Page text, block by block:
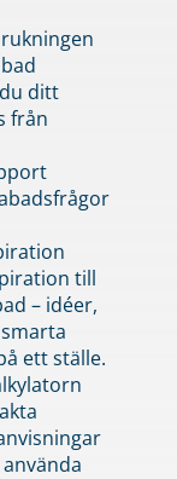
ditt
från
till
– idéer,
ett ställe.